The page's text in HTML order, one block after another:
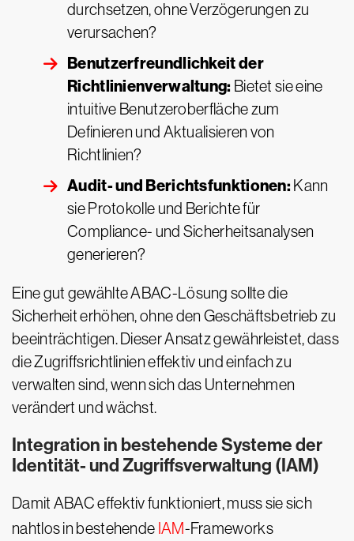
durchsetzen, ohne Verzögerungen zu
verursachen?
Benutzerfreundlichkeit der
Richtlinienverwaltung: Bietet sie eine
intuitive Benutzeroberfläche zum
Definieren und Aktualisieren von
Richtlinien?
Audit- und Berichtsfunktionen: Kann
sie Protokolle und Berichte für
Compliance- und Sicherheitsanalysen
generieren?
Eine gut gewählte ABAC-Lösung sollte die
Sicherheit erhöhen, ohne den Geschäftsbetrieb zu
beeinträchtigen. Dieser Ansatz gewährleistet, dass
die Zugriffsrichtlinien effektiv und einfach zu
verwalten sind, wenn sich das Unternehmen
verändert und wächst.
Integration in bestehende Systeme der
Identität- und Zugriffsverwaltung (IAM)
Damit ABAC effektiv funktioniert, muss sie sich
nahtlos in bestehende IAM-Frameworks